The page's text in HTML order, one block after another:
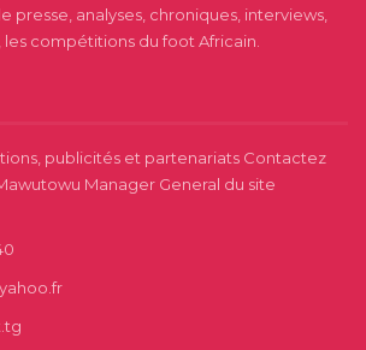
presse, analyses, chroniques, interviews,
compétitions du foot Africain.
publicités et partenariats Contactez
Manager General du site